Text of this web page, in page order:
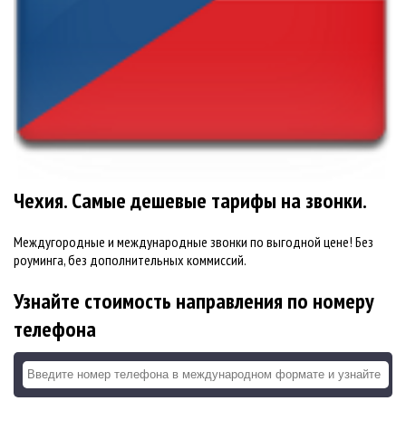
Чехия. Самые дешевые тарифы на звонки.
Междугородные и международные звонки по выгодной цене! Без
роуминга, без дополнительных коммиссий.
Узнайте стоимость направления по номеру
телефона